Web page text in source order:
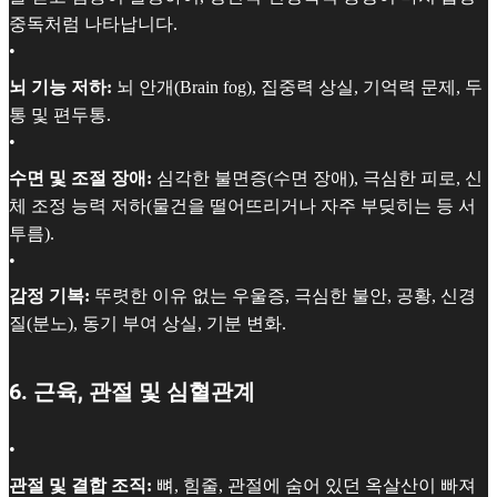
중독처럼 나타납니다.
•
뇌 기능 저하: 뇌 안개(Brain fog), 집중력 상실, 기억력 문제, 두
통 및 편두통.
•
수면 및 조절 장애: 심각한 불면증(수면 장애), 극심한 피로, 신
체 조정 능력 저하(물건을 떨어뜨리거나 자주 부딪히는 등 서
투름).
•
감정 기복: 뚜렷한 이유 없는 우울증, 극심한 불안, 공황, 신경
질(분노), 동기 부여 상실, 기분 변화.
6. 근육, 관절 및 심혈관계
•
관절 및 결합 조직: 뼈, 힘줄, 관절에 숨어 있던 옥살산이 빠져